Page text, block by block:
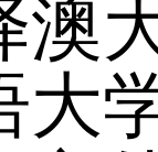
澳
大